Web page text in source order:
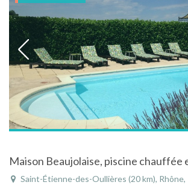
Saint-Étienne-des-Oullières (20 km), Rhône, Rhône-Alpes,